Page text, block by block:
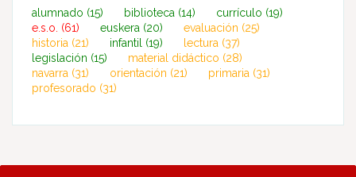
alumnado (15) biblioteca (14) currículo (19)
e.s.o. (61) euskera (20) evaluación (25)
historia (21) infantil (19) lectura (37)
legislación (15) material didáctico (28)
navarra (31) orientación (21) primaria (31)
profesorado (31)